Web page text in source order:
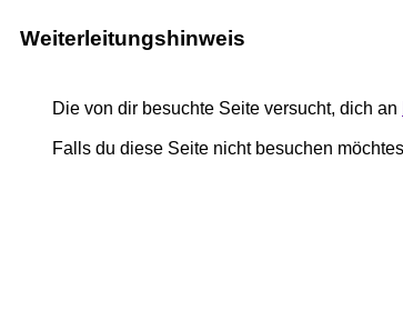
Weiterleitungshinweis
Die von dir besuchte Seite versucht, dich an
Falls du diese Seite nicht besuchen